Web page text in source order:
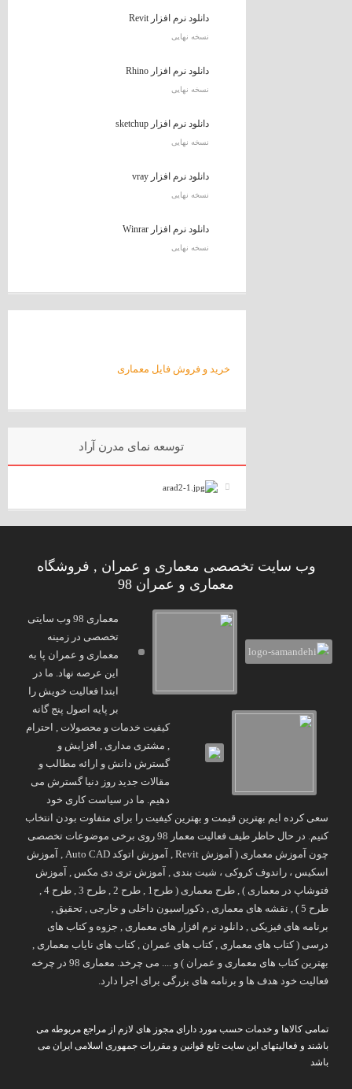
دانلود نرم افزار Revit
نسخه نهایی
دانلود نرم افزار Rhino
نسخه نهایی
دانلود نرم افزار sketchup
نسخه نهایی
دانلود نرم افزار vray
نسخه نهایی
دانلود نرم افزار Winrar
نسخه نهایی
خرید و فروش فایل معماری
توسعه نمای مدرن آراد
وب سایت تخصصی معماری و عمران , فروشگاه
معماری و عمران 98
معماری 98 وب سایتی
تخصصی در زمینه
معماری و عمران پا به
این عرصه نهاد. ما در
ابتدا فعالیت خویش را
بر پایه اصول پنج گانه
کیفیت خدمات و محصولات , احترام
, مشتری مداری , افزایش و
گسترش دانش و ارائه مطالب و
مقالات جدید روز دنیا گسترش می
دهیم. ما در سیاست کاری خود
سعی کرده ایم بهترین قیمت و بهترین کیفیت را برای متفاوت بودن انتخاب
کنیم. در حال حاظر طیف فعالیت معمار 98 روی برخی موضوعات تخصصی
چون آموزش معماری ( آموزش Revit , آموزش اتوکد Auto CAD , آموزش
اسکیس ، راندوف کروکی ، شیت بندی , آموزش تری دی مکس , آموزش
طرح 5 ) , نقشه های معماری , دکوراسیون داخلی و خارجی , تحقیق ,
برنامه های فیزیکی , دانلود نرم افزار های معماری , جزوه و کتاب های
درسی ( کتاب های معماری , کتاب های عمران , کتاب های نایاب معماری ,
بهترین کتاب های معماری و عمران ) و .... می چرخد. معماری 98 در چرخه
فعالیت خود هدف ها و برنامه های بزرگی برای اجرا دارد.
تمامی کالاها و خدمات حسب مورد دارای مجوز های لازم از مراجع مربوطه می
باشند و فعالیتهای این سایت تابع قوانین و مقررات جمهوری اسلامی ایران می
باشد